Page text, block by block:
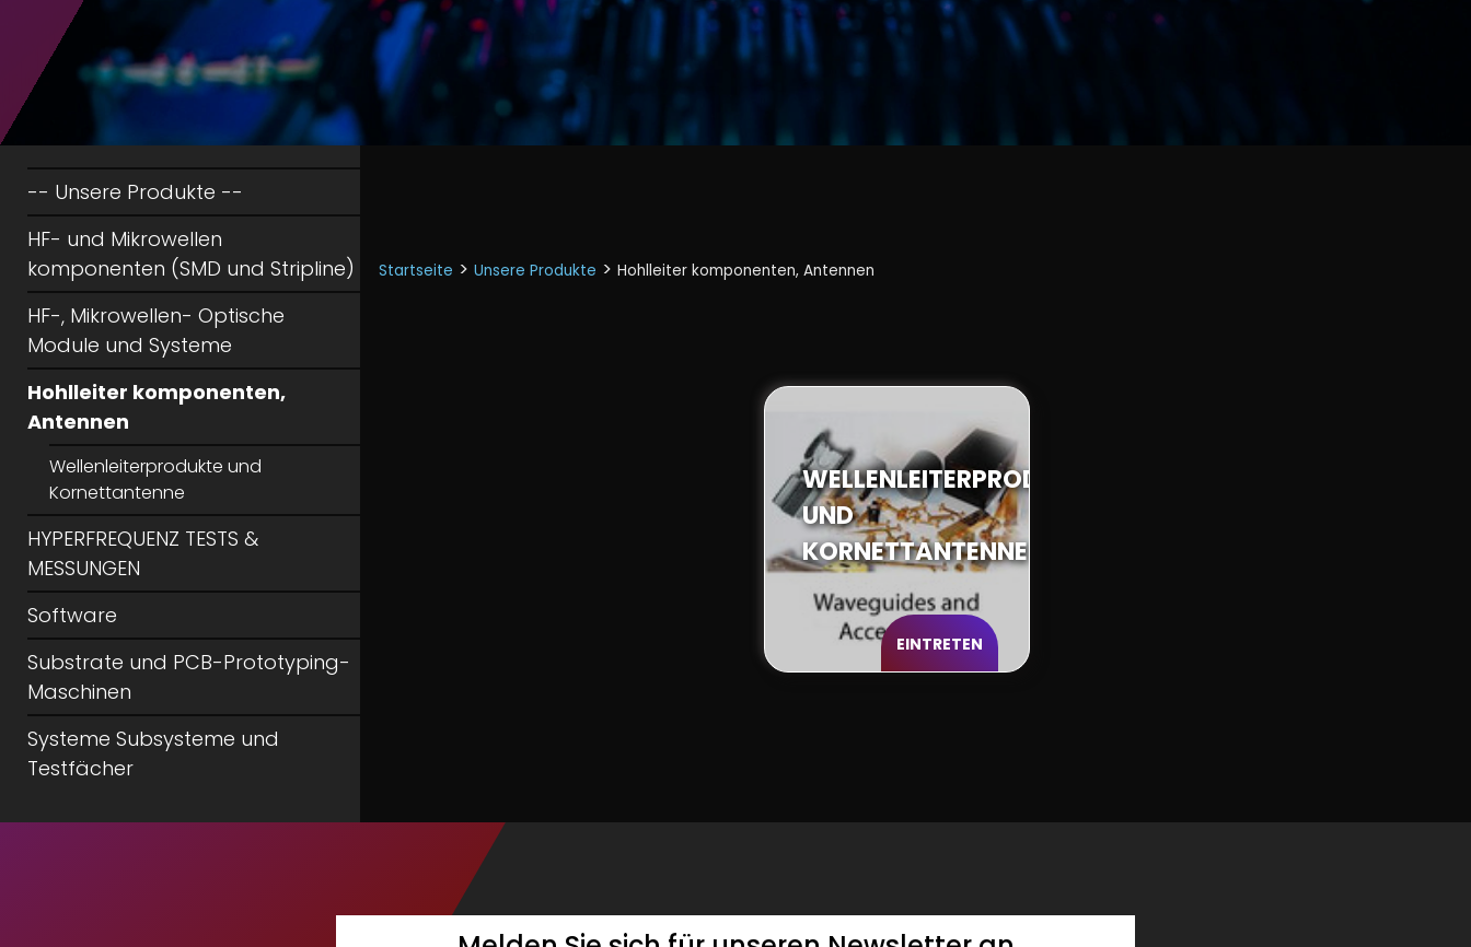
-- Unsere Produkte --
HF- und Mikrowellen
komponenten (SMD und Stripline)
HF-, Mikrowellen- Optische
Module und Systeme
Hohlleiter komponenten,
Antennen
Wellenleiterprodukte und
Kornettantenne
HYPERFREQUENZ TESTS &
MESSUNGEN
Software
Substrate und PCB-Prototyping-
Maschinen
Systeme Subsysteme und
Testfächer
Startseite > Unsere Produkte > Hohlleiter komponenten, Antennen
WELLENLEITERPRODUKTE
UND
KORNETTANTENNE
EINTRETEN